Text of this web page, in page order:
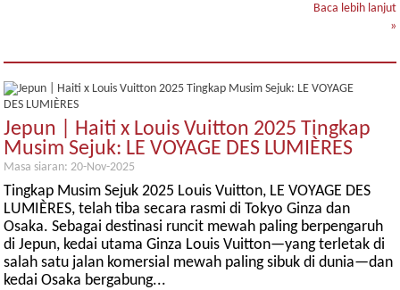
Baca lebih lanjut
»
Jepun | Haiti x Louis Vuitton 2025 Tingkap
Musim Sejuk: LE VOYAGE DES LUMIÈRES
Masa siaran: 20-Nov-2025
Tingkap Musim Sejuk 2025 Louis Vuitton, LE VOYAGE DES
LUMIÈRES, telah tiba secara rasmi di Tokyo Ginza dan
Osaka. Sebagai destinasi runcit mewah paling berpengaruh
di Jepun, kedai utama Ginza Louis Vuitton—yang terletak di
salah satu jalan komersial mewah paling sibuk di dunia—dan
kedai Osaka bergabung...